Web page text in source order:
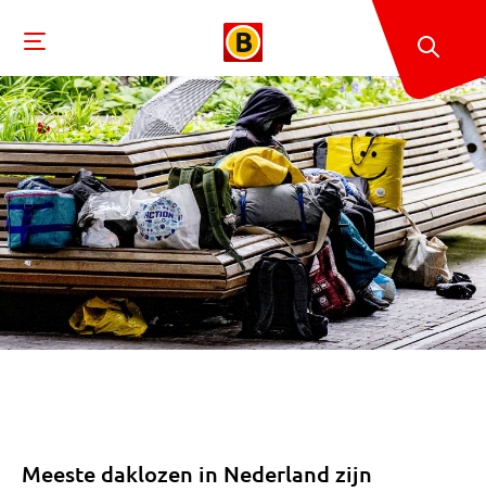
Meeste daklozen in Nederland zijn